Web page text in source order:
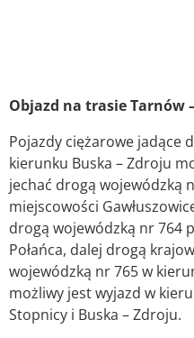
Objazd na trasie Tarnów
Pojazdy ciężarowe jadące
kierunku Buska – Zdroju
jechać drogą wojewódzką
miejscowości
drogą wojewódzką nr 764
Połańca, dalej drogą
wojewódzką nr 765 w
możliwy jest wyjazd w
Stopnicy i Buska – Zdroju.